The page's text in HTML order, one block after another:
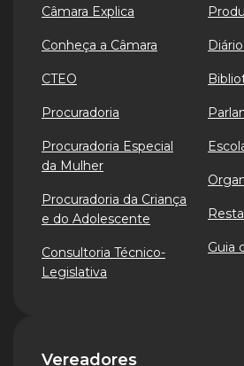
Câmara Explica
Conheça a Câmara
CTEO
Procuradoria
Procuradoria Especial
da Mulher
Procuradoria da Criança
e do Adolescente
Consultoria Técnico-
Legislativa
Guia
Vereadores